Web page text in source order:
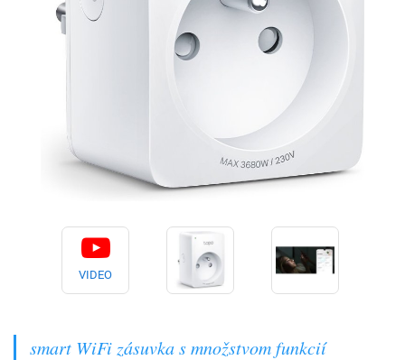
VIDEO
smart WiFi zásuvka s množstvom funkcií